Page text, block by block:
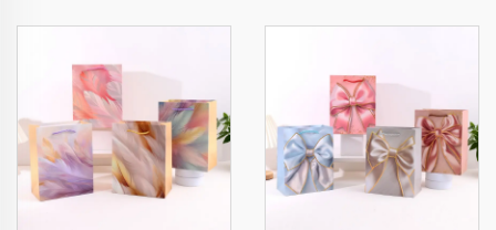
vähittäiskauppaan ja
Luxus, uudellen
mukautettavat